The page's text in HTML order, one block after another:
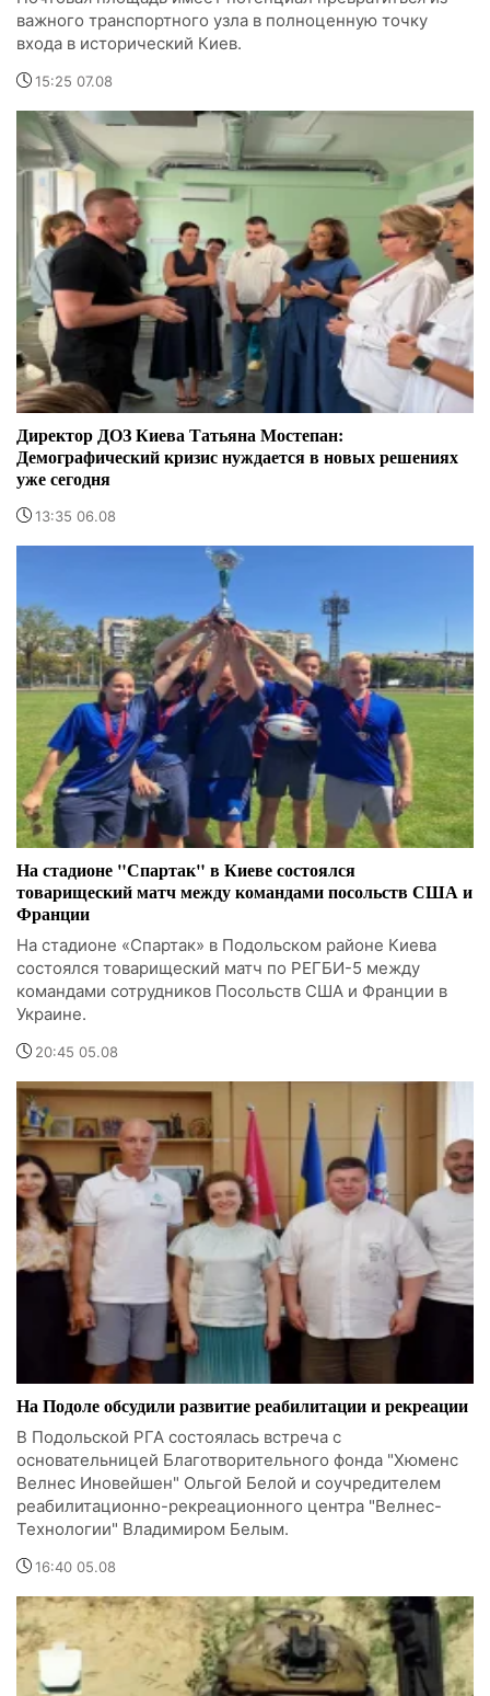
важного транспортного узла в полноценную точку
входа в исторический Киев.
15:25 07.08
Директор ДОЗ Киева Татьяна Мостепан:
Демографический кризис нуждается в новых решениях
уже сегодня
13:35 06.08
На стадионе "Спартак" в Киеве состоялся
товарищеский матч между командами посольств США и
Франции
На стадионе «Спартак» в Подольском районе Киева
состоялся товарищеский матч по РЕГБИ-5 между
командами сотрудников Посольств США и Франции в
Украине.
20:45 05.08
На Подоле обсудили развитие реабилитации и рекреации
В Подольской РГА состоялась встреча с
основательницей Благотворительного фонда "Хюменс
Велнес Иновейшен" Ольгой Белой и соучредителем
реабилитационно-рекреационного центра "Велнес-
Технологии" Владимиром Белым.
16:40 05.08